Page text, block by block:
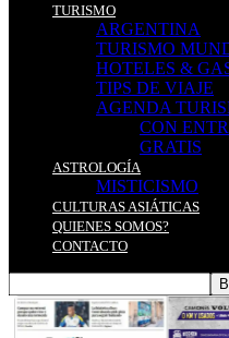
TURISMO
ARGENTINA
TURISMO
HOTELES &
TIPS DE VIAJE
AGENDA
CON
GRATIS
ASTROLOGÍA
MISTICISMO
CULTURAS ASIÁTICAS
QUIENES SOMOS?
CONTACTO